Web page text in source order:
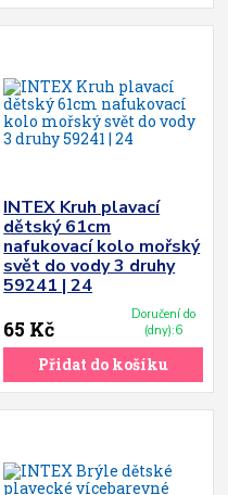
INTEX Kruh plavací
dětský 61cm
nafukovací kolo mořský
svět do vody 3 druhy
59241 | 24
65 Kč
Doručení do
(dny):6
Přidat do košíku